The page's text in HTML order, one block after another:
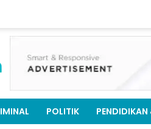
POLITIK PENDIDIKAN